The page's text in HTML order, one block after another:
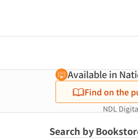
Available in
Find on the
NDL
Search by